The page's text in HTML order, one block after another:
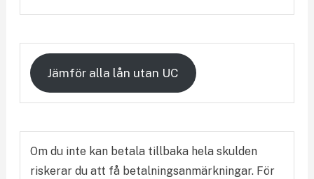
Jämför alla lån utan UC
Om du inte kan betala tillbaka hela skulden
riskerar du att få betalningsanmärkningar. För